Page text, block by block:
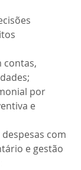
contas,
por
e
com
e gestão